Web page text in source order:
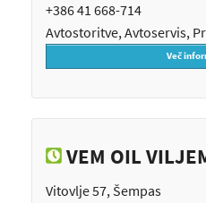
+386 41 668-714
Avtostoritve, Avtoservis,
Več
VEM OIL
Vitovlje 57, Šempas